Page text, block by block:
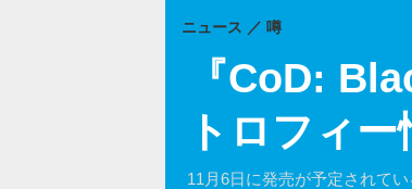
『CoD:
トロフィ
11月6日に発売が予定されて
ニュース 噂